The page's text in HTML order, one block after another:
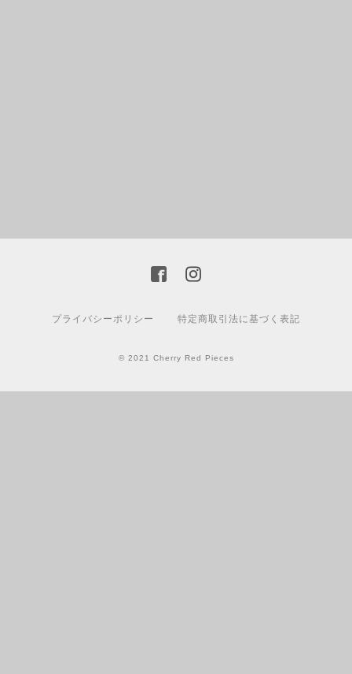
プライバシーポリシー 特定商取引法に基づく表記
© 2021 Cherry Red Pieces